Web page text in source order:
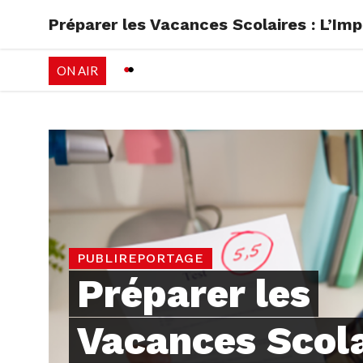
RADIO
Préparer les Vacances Scolaires :
ON AIR
PUBLIREPORTAGE
Préparer les
Vacances